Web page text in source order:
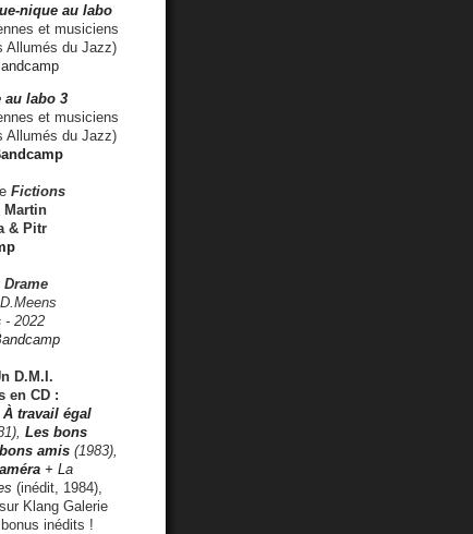
nique au labo
et musiciens
Allumés du Jazz)
au labo 3
et musiciens
Allumés du Jazz)
Fictions
Martin
& Pitr
- 2022
D.M.I.
en CD :
À travail égal
Les bons
amis (1983),
+ La
(inédit, 1984),
Klang Galerie
inédits !